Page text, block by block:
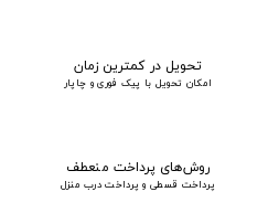
تحویل در کمترین زمان
امکان تحویل با پیک فوری و چاپار
روش‌های پرداخت منعطف
پرداخت قسطی و پرداخت درب منزل